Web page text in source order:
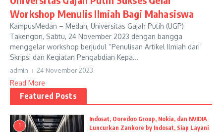
Workshop Menulis Ilmiah Bagi Mahasiswa
KampusMedan – Medan, Universitas Gajah Putih (UGP)
Takengon, Sabtu, 24 November 2023 dengan bangga
menggelar workshop berjudul “Penulisan Artikel Ilmiah dari
Skripsi dan Kegiatan Pengabdian Kepa...
admin 24 November 2023
Read More
Featured Posts
1
Indosat, Ooredoo Group, Nokia, dan NVIDIA
Luncurkan Zankore by Indosat, Siap Layani